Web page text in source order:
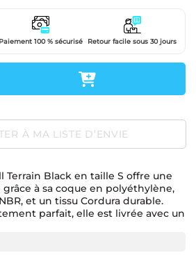
Paiement 100 % sécurisé Retour facile sous 30 jours
À MA LISTE D’ENVIE
Terrain Black en taille S offre une
à sa coque en polyéthylène,
et un tissu Cordura durable.
parfait, elle est livrée avec un